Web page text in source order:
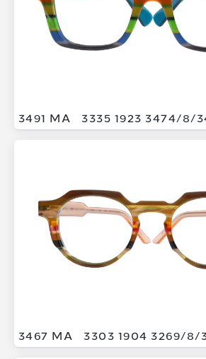
3491 MA 3335 1923 3474/8/
3467 MA 3303 1904 3269/8/